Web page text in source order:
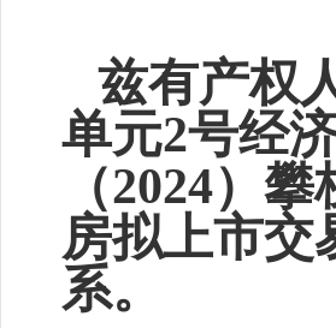
兹有产权
单元2号经
（2024）
房拟上市交
系。